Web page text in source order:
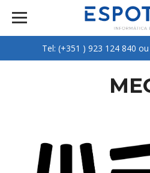
Tel: (+351 ) 923 124 840